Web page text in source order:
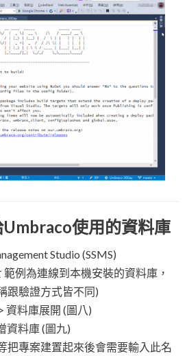
使用的資料庫
Studio (SSMS)
例為連線到本機安裝的資料庫，
跟驗證方式皆不同)
資料庫展開 (圖八)
資料庫 (圖九)
把專案建置起來後會需要輸入此名